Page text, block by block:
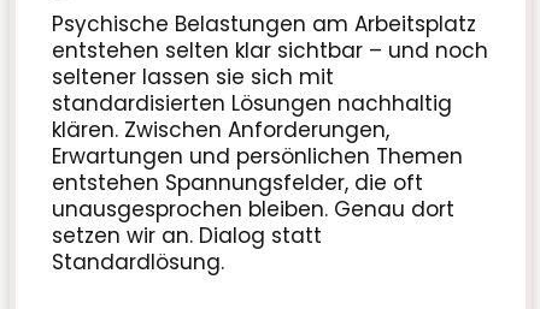
Psychische Belastungen am Arbeitsplatz
entstehen selten klar sichtbar – und noch
seltener lassen sie sich mit
standardisierten Lösungen nachhaltig
klären. Zwischen Anforderungen,
Erwartungen und persönlichen Themen
entstehen Spannungsfelder, die oft
unausgesprochen bleiben. Genau dort
setzen wir an. Dialog statt
Standardlösung.